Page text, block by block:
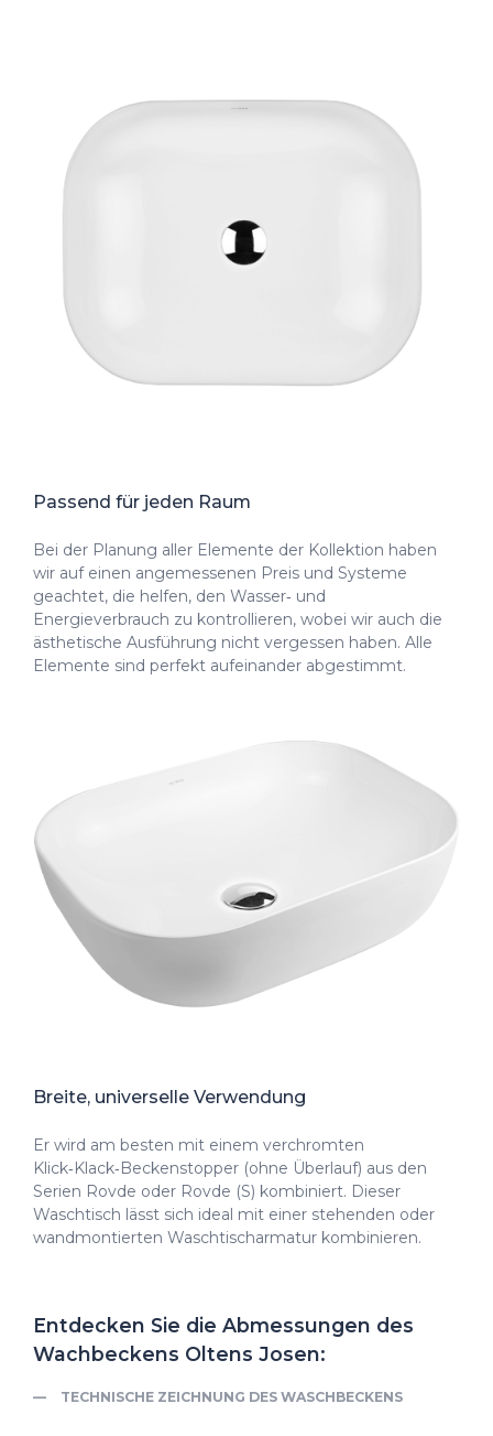
Passend für jeden Raum
Bei der Planung aller Elemente der Kollektion haben
wir auf einen angemessenen Preis und Systeme
geachtet, die helfen, den Wasser‑ und
Energieverbrauch zu kontrollieren, wobei wir auch die
ästhetische Ausführung nicht vergessen haben. Alle
Elemente sind perfekt aufeinander abgestimmt.
Breite, universelle Verwendung
Er wird am besten mit einem verchromten
Klick‑Klack‑Beckenstopper (ohne Überlauf) aus den
Serien Rovde oder Rovde (S) kombiniert. Dieser
Waschtisch lässt sich ideal mit einer stehenden oder
wandmontierten Waschtischarmatur kombinieren.
Entdecken Sie die Abmessungen des
Wachbeckens Oltens Josen:
TECHNISCHE ZEICHNUNG DES WASCHBECKENS